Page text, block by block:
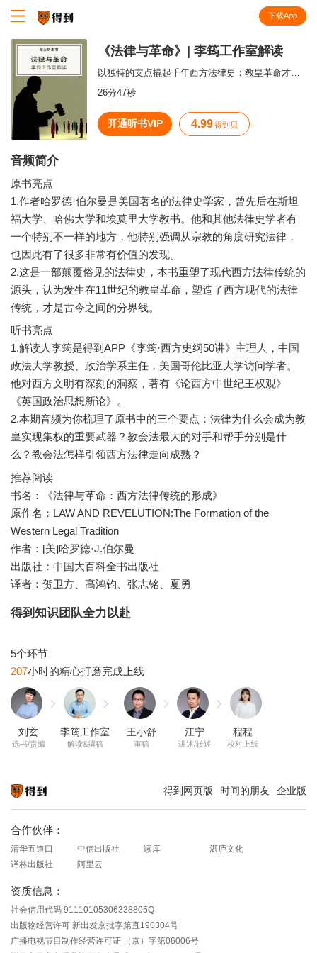
下载App
《法律与革命》| 李筠工作室解读
以独特的支点撬起千年西方法律史：教皇革命才是现代西方法律传统的起点。
26分47秒
开通听书VIP 4.99 得到贝
音频简介
原书亮点
1.作者哈罗德·伯尔曼是美国著名的法律史学家，曾先后在斯坦
福大学、哈佛大学和埃莫里大学教书。他和其他法律史学者有
一个特别不一样的地方，他特别强调从宗教的角度研究法律，
也因此有了很多非常有价值的发现。
2.这是一部颠覆俗见的法律史，本书重塑了现代西方法律传统的
源头，认为发生在11世纪的教皇革命，塑造了西方现代的法律
听书亮点
1.解读人李筠是得到APP《李筠·西方史纲50讲》主理人，中国
政法大学教授、政治学系主任，美国哥伦比亚大学访问学者。
他对西方文明有深刻的洞察，著有《论西方中世纪王权观》
《英国政治思想新论》。
2.本期音频为你梳理了原书中的三个要点：法律为什么会成为教
皇实现集权的重要武器？教会法最大的对手和帮手分别是什
推荐阅读
书名：《法律与革命：西方法律传统的形成》
原作名：LAW AND REVELUTION:The Formation of the
Western Legal Tradition
作者：[美]哈罗德·J.伯尔曼
出版社：中国大百科全书出版社
译者：贺卫方、高鸿钧、张志铭、夏勇
得到知识团队全力以赴
207
刘玄
选书/责编
李筠工作室
解读&撰稿
王小舒
审稿
江宁
讲述/转述
程程
校对上线
得到网页版 时间的朋友 企业版
合作伙伴：
清华五道口 中信出版社 读库
湛庐文化
译林出版社
阿里云
资质信息：
社会信用代码 91110105306338805Q
出版物经营许可 新出发京批字第直190304号
广播电视节目制作经营许可证 （京）字第06006号